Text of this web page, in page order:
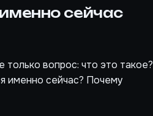
сейчас
вопрос: что это такое?
именно сейчас? Почему